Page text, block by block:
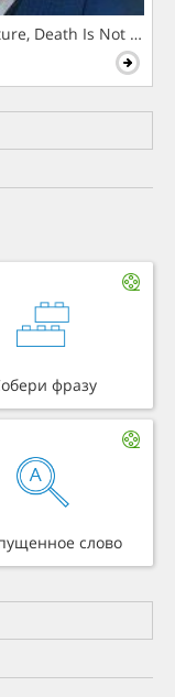
Death Is Not The
фразу
слово